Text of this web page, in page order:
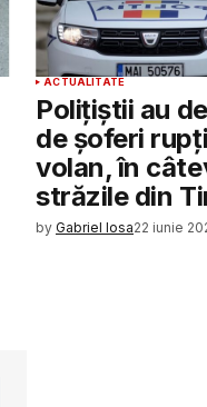
ACTUALITATE
Polițiștii au
de șoferi
volan, în
străzile din
by Gabriel Iosa22 iunie